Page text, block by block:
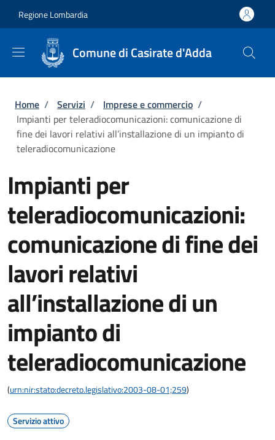
Regione Lombardia
Comune di Casirate d'Adda
Briciole di pane
Home / Servizi / Imprese e commercio /
Impianti per teleradiocomunicazioni: comunicazione di
fine dei lavori relativi all’installazione di un impianto di
teleradiocomunicazione
Impianti per
teleradiocomunicazioni:
comunicazione di fine dei
lavori relativi
all’installazione di un
impianto di
teleradiocomunicazione
(urn:nir:stato:decreto.legislativo:2003-08-01;259)
Servizio attivo